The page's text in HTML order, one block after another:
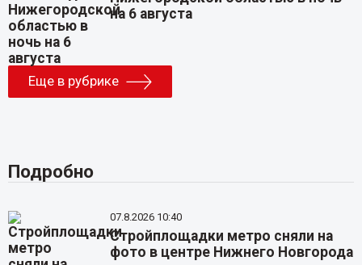
на 6 августа
Еще в рубрике
Подробно
07.8.2026 10:40
Стройплощадки метро сняли на
фото в центре Нижнего Новгорода